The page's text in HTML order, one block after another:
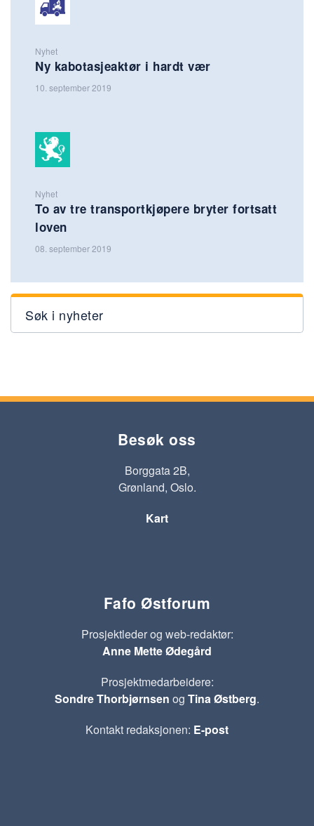
Nyhet
Ny kabotasjeaktør i hardt vær
10. september 2019
Nyhet
To av tre transportkjøpere bryter fortsatt
loven
08. september 2019
Søk i nyheter
Besøk oss
Borggata 2B,
Grønland, Oslo.
Kart
Fafo Østforum
Prosjektleder og web-redaktør:
Anne Mette Ødegård
Prosjektmedarbeidere:
Sondre Thorbjørnsen og Tina Østberg.
Kontakt redaksjonen: E-post